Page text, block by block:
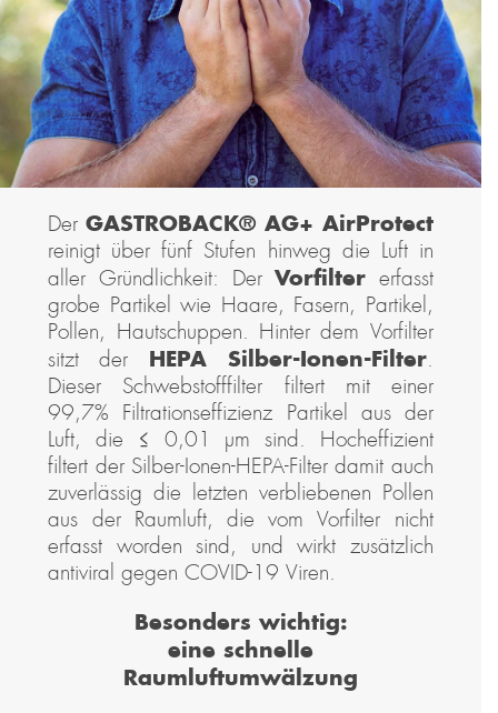
DerGASTROBACK® AG+ AirProtect
reinigt über fünf Stufen hinweg die Luft in
aller Gründlichkeit: DerVorfilter erfasst
grobe Partikel wie Haare, Fasern, Partikel,
Pollen, Hautschuppen. Hinter dem Vorfilter
sitzt der HEPA Silber-Ionen-Filter.
Dieser Schwebstofffilter filtert mit einer
99,7% Filtrationseffizienz Partikel aus der
Luft, die ≤ 0,01 µm sind. Hocheffizient
filtert der Silber-Ionen-HEPA-Filter damit auch
zuverlässig die letzten verbliebenen Pollen
aus der Raumluft, die vom Vorfilter nicht
erfasst worden sind, und wirkt zusätzlich
antiviral gegen COVID-19 Viren.
Besonders wichtig:
eine schnelle
Raumluftumwälzung